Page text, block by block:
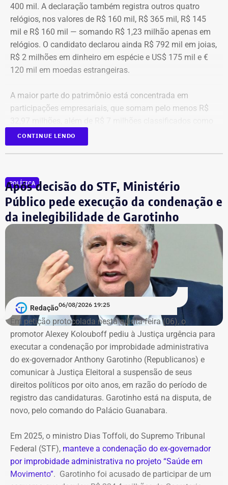
400 mil. A declaração também registra outros quatro
relógios, nos valores de R$ 160 mil, R$ 365 mil, R$ 145
mil e R$ 160 mil — somando R$ 1,23 milhão apenas em
relógios. O candidato declarou ainda R$ 792 mil em joias,
R$ 2 milhões em dinheiro em espécie e US$ 175 mil e €
120 mil em moedas estrangeiras.
A maior parte do patrimônio está concentrada em
participações empresariais, que somam pelo menos R$
“valores de diversos créditos”. Também aparecem na
relação imóveis, incluindo uma cobertura declarada por
sobre marca, modelo ou valor de mercado dos relógios.
CONTINUE LENDO
POLÍTICA
Após decisão do STF, Ministério
Público pede execução da condenação e
da inelegibilidade de Garotinho
Redação06/08/2026 19:25
Em petição protocolada nesta quinta-feira (06), o
promotor Alexey Kolouboff pediu à Justiça urgência para
executar a condenação por improbidade administrativa
do ex-governador Anthony Garotinho (Republicanos) e
comunicar à Justiça Eleitoral a suspensão de seus
direitos políticos por oito anos, em razão do período de
registro das candidaturas. Garotinho está na disputa, de
novo, pelo comando do Palácio Guanabara.
Em 2025, o ministro Dias Toffoli, do Supremo Tribunal
Federal (STF), manteve a condenação do ex-governador
por improbidade administrativa no projeto “Saúde em
Movimento”. Garotinho foi acusado de participar de um